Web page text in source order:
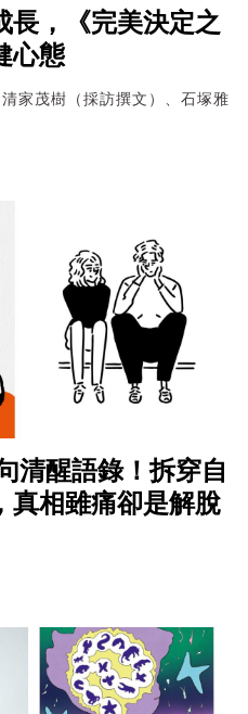
長，《完美決定之
心態
家茂樹（採訪撰文）、石塚雅
清醒語錄！拆穿自
真相雖痛卻是解脫